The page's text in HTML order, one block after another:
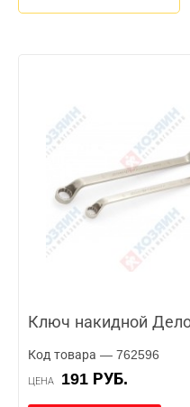
Ключ накидной
Код товара — 762596
ЦЕНА 191 РУБ.